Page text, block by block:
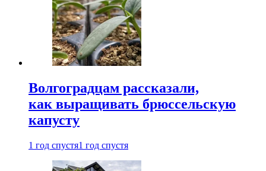
Волгоградцам рассказали,
как выращивать брюссельскую
капусту
1 год спустя1 год спустя